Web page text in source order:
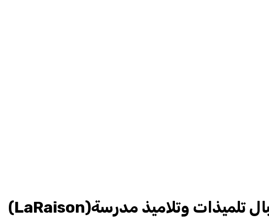
رئيس المجلس العلمي المحلي لعمالة طنجة /أصيلة في استقبال تلميذات وتلاميذ مدرسة(LaRaison)